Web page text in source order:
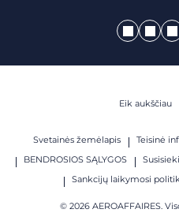
Svetainės žemėlapis
Teisinė
BENDROSIOS SĄLYGOS
Sankcijų laikymosi
© 2026 AEROAFFAIRES.
Eik aukščiau